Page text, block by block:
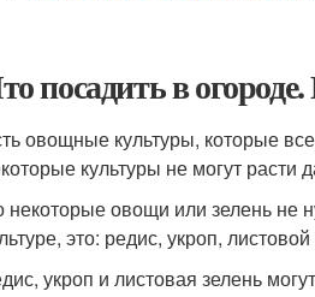
посадить в
овощные культуры, которые
культуры не могут расти
некоторые овощи или зелень не
это: редис, укроп,
укроп и листовая зелень